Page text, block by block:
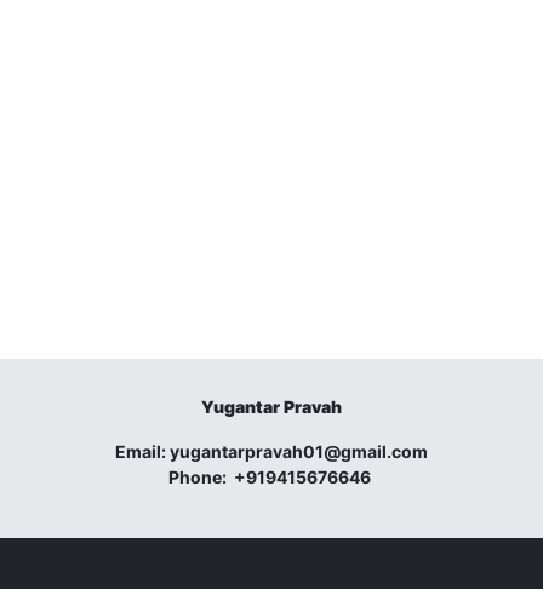
Yugantar Pravah
Email:yugantarpravah01@gmail.com
Phone: +919415676646